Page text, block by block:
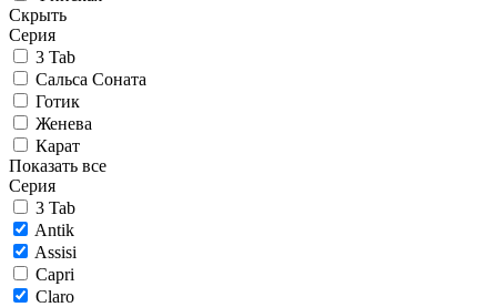
Скрыть
Серия
3 Tab
Сальса Соната
Готик
Женева
Карат
Показать все
Серия
3 Tab
Antik
Assisi
Capri
Claro